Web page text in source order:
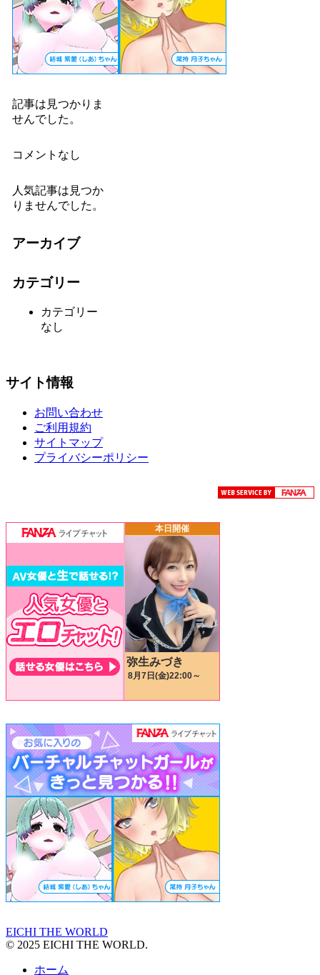
記事は見つかりま
せんでした。
コメントなし
人気記事は見つか
りませんでした。
アーカイブ
カテゴリー
カテゴリー
なし
サイト情報
お問い合わせ
ご利用規約
サイトマップ
プライバシーポリシー
EICHI THE WORLD
© 2025 EICHI THE WORLD.
ホーム